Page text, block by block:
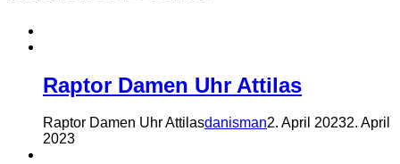
Raptor Damen Uhr Attilas
Raptor Damen Uhr Attilasdanisman2. April 20232. April
2023